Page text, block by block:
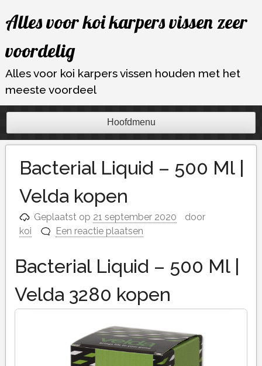
naar
inhoud
Alles voor koi karpers vissen zeer
voordelig
Alles voor koi karpers vissen houden met het
meeste voordeel
Hoofdmenu
Bacterial Liquid – 500 Ml |
Velda kopen
Geplaatst op 21 september 2020
door
koi
Een reactie plaatsen
Bacterial Liquid – 500 Ml |
Velda 3280 kopen